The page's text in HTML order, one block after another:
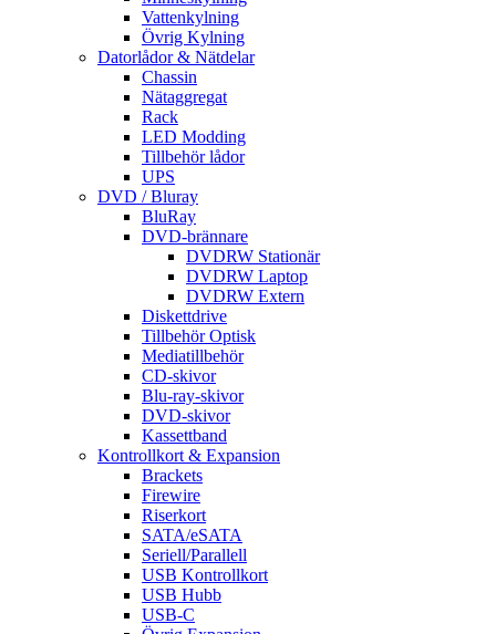
Vattenkylning
Övrig Kylning
Datorlådor & Nätdelar
Chassin
Nätaggregat
Rack
LED Modding
Tillbehör lådor
UPS
DVD / Bluray
BluRay
DVD-brännare
DVDRW Stationär
DVDRW Laptop
DVDRW Extern
Diskettdrive
Tillbehör Optisk
Mediatillbehör
CD-skivor
Blu-ray-skivor
DVD-skivor
Kassettband
Kontrollkort & Expansion
Brackets
Firewire
Riserkort
SATA/eSATA
Seriell/Parallell
USB Kontrollkort
USB Hubb
USB-C